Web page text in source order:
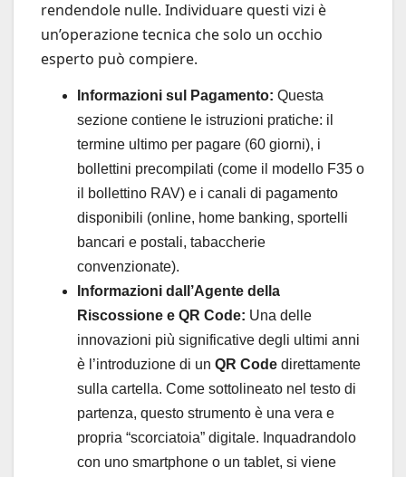
rendendole nulle. Individuare questi vizi è
un’operazione tecnica che solo un occhio
esperto può compiere.
Informazioni sul Pagamento: Questa
sezione contiene le istruzioni pratiche: il
termine ultimo per pagare (60 giorni), i
bollettini precompilati (come il modello F35 o
il bollettino RAV) e i canali di pagamento
disponibili (online, home banking, sportelli
bancari e postali, tabaccherie
convenzionate).
Informazioni dall’Agente della
Riscossione e QR Code: Una delle
innovazioni più significative degli ultimi anni
è l’introduzione di un QR Code direttamente
sulla cartella. Come sottolineato nel testo di
partenza, questo strumento è una vera e
propria “scorciatoia” digitale. Inquadrandolo
con uno smartphone o un tablet, si viene